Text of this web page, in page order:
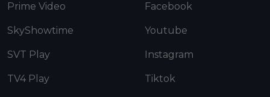
Prime Video
SkyShowtime
SVT Play
TV4 Play
Facebook
Youtube
Instagram
Tiktok